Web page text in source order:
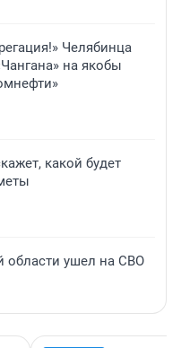
Челябинца
на якобы
какой будет
области ушел на СВО